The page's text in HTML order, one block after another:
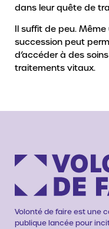
dans leur quête de
Il suffit de peu.
succession peut
d’accéder à des
traitements vitaux.
Volonté de faire est une
publique lancée pour